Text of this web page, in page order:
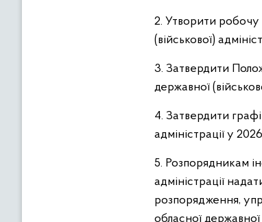
2. Утворити робочу
(військової)
3. Затвердити
державної
4. Затвердити
адміністрації у
5. Розпорядникам
адміністрації
розпорядження,
обласної